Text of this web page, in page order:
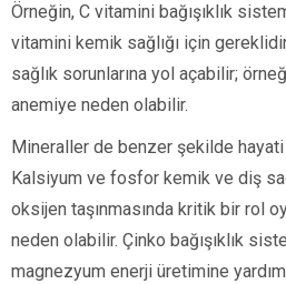
Örneğin, C vitamini bağışıklık
vitamini kemik sağlığı için
sağlık sorunlarına yol açabilir;
anemiye neden olabilir.
Mineraller de benzer şekilde
Kalsiyum ve fosfor kemik ve diş
oksijen taşınmasında kritik bir rol
neden olabilir. Çinko bağışıklık
magnezyum enerji üretimine